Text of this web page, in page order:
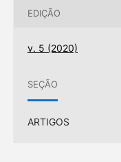
EDIÇÃO
v. 5 (2020)
SEÇÃO
ARTIGOS